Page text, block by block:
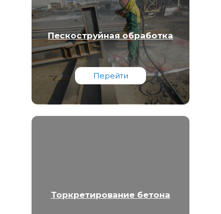
Пескоструйная обработка
Перейти
Торкретирование бетона